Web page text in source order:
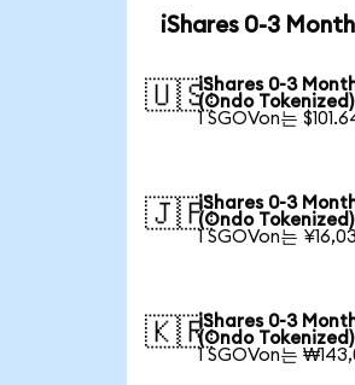
iShares 0-3
🇺🇸iShares 0-3
(Ondo Tokenized)
1 SGOVon는
🇯🇵iShares 0-3
(Ondo Tokenized)
1 SGOVon는
🇰🇷iShares 0-3
(Ondo Tokenized)
1 SGOVon는